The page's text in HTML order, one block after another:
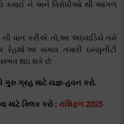
કમાઈ ને અને વિરોધીઓ થી આગળ
ની વાત કરીએ તો,આ અઠવાડિયે તમે
રેહશો.આ સમય તમારી ઇમ્યુનીટી
સંભવ થઇ શકે છે.
ગુરુ ગ્રહ માટે યજ્ઞ-હવન કરો.
માટે ક્લિક કરો : રાશિફળ 2025